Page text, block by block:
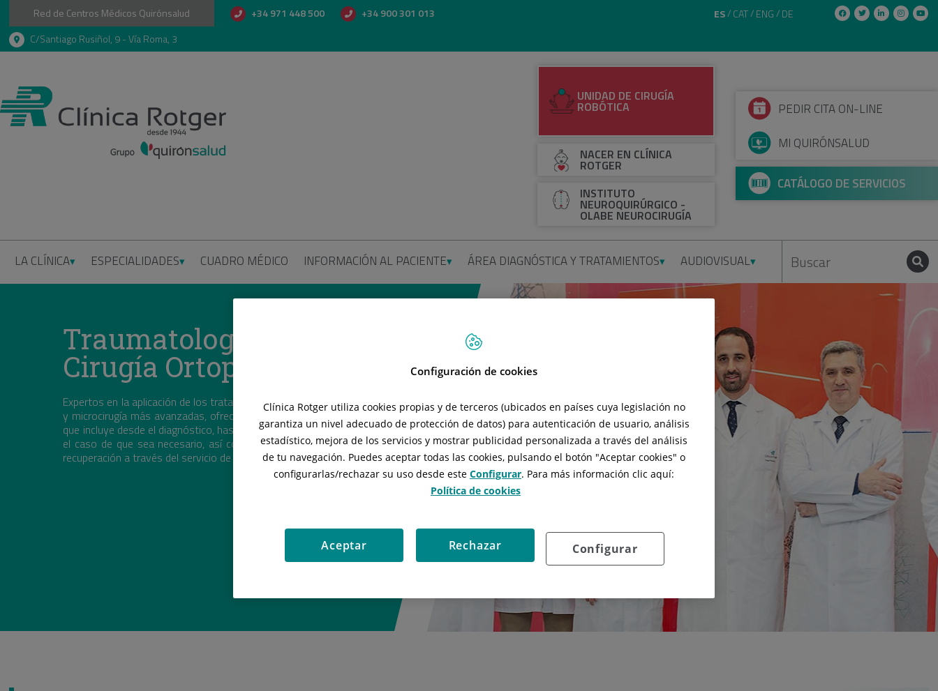
Red de Centros Médicos Quirónsalud +34 971 448 500
+34 900 301 013
C/Santiago Rusiñol, 9 - Vía Roma, 3
ES CAT ENG DE
UNIDAD DE CIRUGÍA
ROBÓTICA
NACER EN CLÍNICA
ROTGER
INSTITUTO
NEUROQUIRÚRGICO -
OLABE NEUROCIRUGÍA
PEDIR CITA ON-LINE
MI QUIRÓNSALUD
CATÁLOGO DE SERVICIOS
LA CLÍNICA ESPECIALIDADES CUADRO MÉDICO INFORMACIÓN AL PACIENTE ÁREA DIAGNÓSTICA Y TRATAMIENTOS AUDIOVISUAL
Traumatología y
Cirugía Ortopédica
Expertos en la aplicación de los tratamientos y las técnicas de cirugía
y microcirugía más avanzadas, ofrece al paciente un servicio integral
que incluye desde el diagnóstico, hasta una intervención quirúrgica en
el caso de que sea necesario, así como su tratamiento y posterior
recuperación a través del servicio de rehabilitación.
Configuración de cookies
Clínica Rotger utiliza cookies propias y de terceros (ubicados en países cuya legislación no
garantiza un nivel adecuado de protección de datos) para autenticación de usuario, análisis
estadístico, mejora de los servicios y mostrar publicidad personalizada a través del análisis
de tu navegación. Puedes aceptar todas las cookies, pulsando el botón "Aceptar cookies" o
configurarlas/rechazar su uso desde este Configurar. Para más información clic aquí:
Política de cookies
Configurar
Rechazar
Aceptar